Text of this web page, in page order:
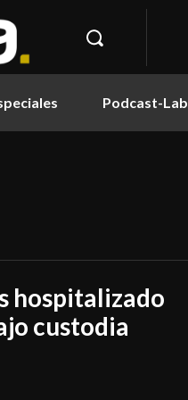
Podcast-Lab
hospitalizado
custodia